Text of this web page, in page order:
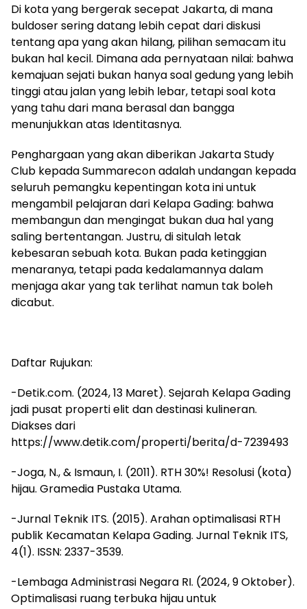
Di kota yang bergerak secepat Jakarta, di mana
buldoser sering datang lebih cepat dari diskusi
tentang apa yang akan hilang, pilihan semacam itu
bukan hal kecil. Dimana ada pernyataan nilai: bahwa
kemajuan sejati bukan hanya soal gedung yang lebih
tinggi atau jalan yang lebih lebar, tetapi soal kota
yang tahu dari mana berasal dan bangga
menunjukkan atas Identitasnya.
Penghargaan yang akan diberikan Jakarta Study
Club kepada Summarecon adalah undangan kepada
seluruh pemangku kepentingan kota ini untuk
mengambil pelajaran dari Kelapa Gading: bahwa
membangun dan mengingat bukan dua hal yang
saling bertentangan. Justru, di situlah letak
kebesaran sebuah kota. Bukan pada ketinggian
menaranya, tetapi pada kedalamannya dalam
menjaga akar yang tak terlihat namun tak boleh
dicabut.
Daftar Rujukan:
-Detik.com. (2024, 13 Maret). Sejarah Kelapa Gading
jadi pusat properti elit dan destinasi kulineran.
Diakses dari
https://www.detik.com/properti/berita/d-7239493
-Joga, N., & Ismaun, I. (2011). RTH 30%! Resolusi (kota)
hijau. Gramedia Pustaka Utama.
-Jurnal Teknik ITS. (2015). Arahan optimalisasi RTH
publik Kecamatan Kelapa Gading. Jurnal Teknik ITS,
4(1). ISSN: 2337-3539.
-Lembaga Administrasi Negara RI. (2024, 9 Oktober).
Optimalisasi ruang terbuka hijau untuk